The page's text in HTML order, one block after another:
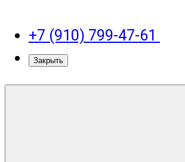
+7 (910) 799-47-61
Закрыть